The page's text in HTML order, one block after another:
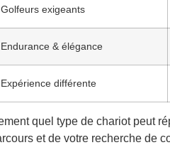
Golfeurs exigeants
Endurance & élégance
Expérience différente
quel type de chariot peut
et de votre recherche de